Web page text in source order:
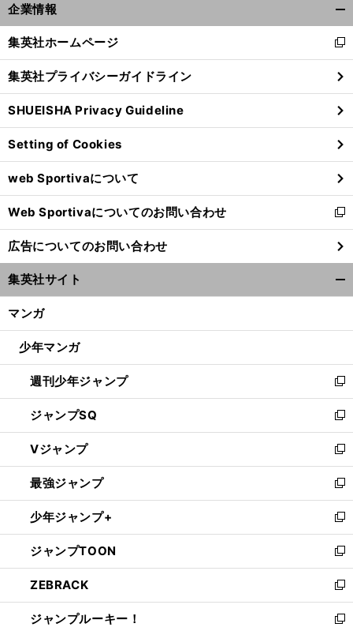
企業情報
閉
る
集英社ホームページ
新
し
い
ウ
ィ
ン
ド
ウ
で
開
く
集英社プライバシーガイドライン
SHUEISHA Privacy Guideline
Setting of Cookies
web Sportivaについて
Web Sportivaについてのお問い合わせ
新
し
い
ウ
ィ
ン
ウ
開
く
広告についてのお問い合わせ
集英社サイト
マンガ
少年マンガ
週刊少年ジャンプ
新
し
い
ウ
ィ
ン
ド
ウ
で
開
く
ジャンプSQ
新
し
い
ウ
ィ
ン
ド
ウ
で
開
く
Vジャンプ
新
し
い
ウ
ィ
ン
ド
ウ
で
開
く
最強ジャンプ
新
し
い
ウ
ィ
ン
ド
ウ
で
少年ジャンプ+
新
し
い
ウ
ィ
ン
ド
ジャンプTOON
新
し
い
ウ
ィ
ZEBRACK
新
し
い
ジャンプルーキー！
新